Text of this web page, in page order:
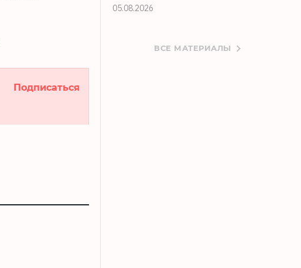
Подписаться
05.08.2026
ВСЕ МАТЕРИАЛЫ